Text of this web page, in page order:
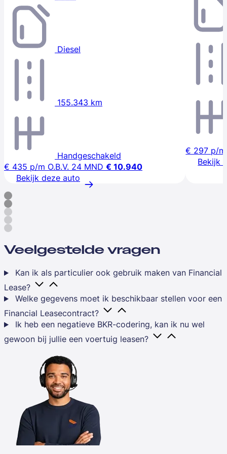
Diesel
155.343 km
Handgeschakeld
€ 435 p/m O.B.V. 24 MND € 10.940
Bekijk deze auto
€ 297 p/m
Bekijk
Veelgestelde vragen
Kan ik als particulier ook gebruik maken van Financial
Lease?
Welke gegevens moet ik beschikbaar stellen voor een
Financial Leasecontract?
Ik heb een negatieve BKR-codering, kan ik nu wel
gewoon bij jullie een voertuig leasen?